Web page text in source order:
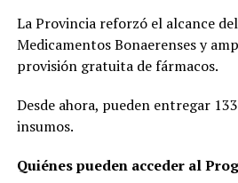
La Provincia reforzó el alcance
Medicamentos Bonaerenses y
provisión gratuita de fármacos.
Desde ahora, pueden entregar
insumos.
Quiénes pueden acceder al